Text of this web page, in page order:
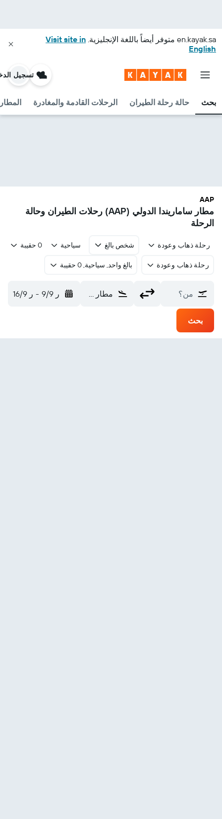
en.kayak.sa متوفر أيضاً باللغة الإنجليزية. Visit site in
English
بحث حالة رحلة الطيران الرحلات القادمة والمغادرة
تسجيل
AAP
مطار ساماريندا الدولي (AAP) رحلات الطيران وحالة
الرحلة
رحلة ذهاب وعودة شخص بالغ سياحية 0 حقيبة
رحلة ذهاب وعودة بالغ واحد, سياحية, 0 حقيبة
من؟ مطار ساماريندا الدولي (AAP) ر 9/9 - ر 16/9
بحث